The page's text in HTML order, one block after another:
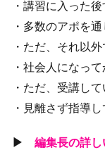
・講習に入った
・多数のアポを
・ただ、それ以
・社会人になっ
・ただ、受講し
・見離さず指導
▶ 編集長の詳